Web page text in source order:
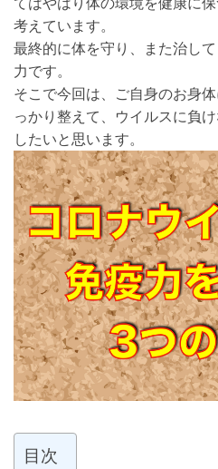
考えています。
最終的に体を守り、また治し
力です。
そこで今回は、ご自身のお身
っかり整えて、ウイルスに負
したいと思います。
目次